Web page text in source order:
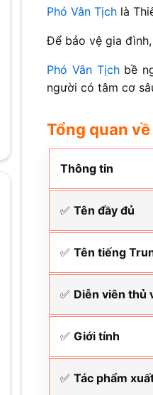
Phó Vân Tịch là
Để bảo vệ gia
Phó Vân Tịchbề
người có tâm cơ
Tổng quan
Thông tin
✅Tên đầy đủ
✅Tên tiếng
✅ Diễn viên thủ
✅Giới tính
✅Tác phẩm